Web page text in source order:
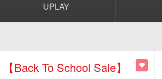
UPLAY
【Back To School Sale】